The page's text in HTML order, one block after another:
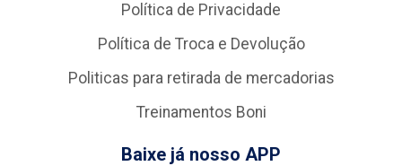
Política de Privacidade
Política de Troca e Devolução
Politicas para retirada de mercadorias
Treinamentos Boni
Baixe já nosso APP